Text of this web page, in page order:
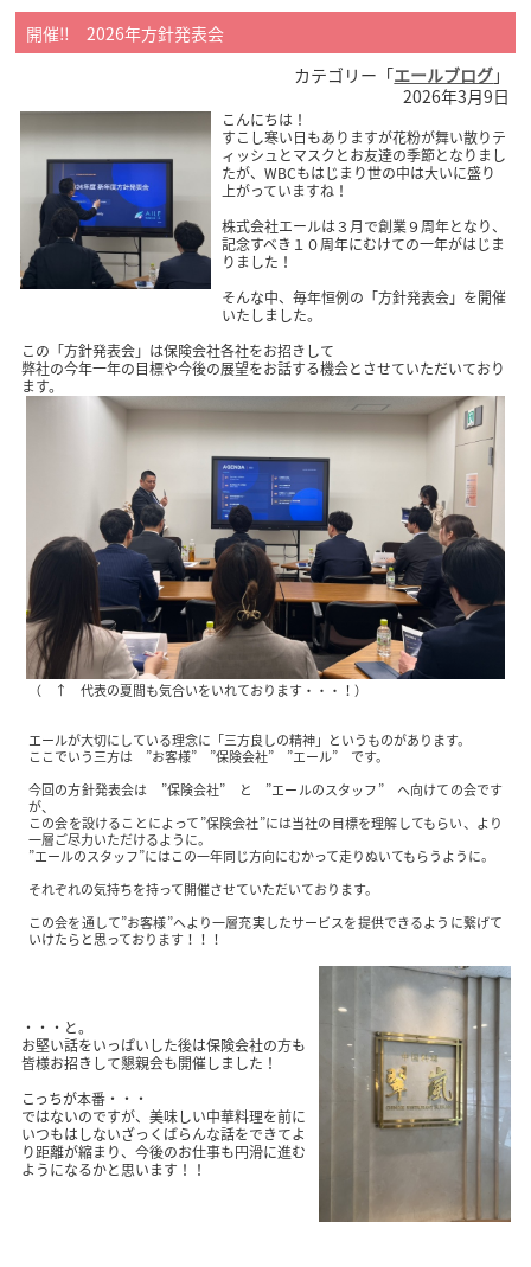
開催‼ 2026年方針発表会
カテゴリー「エールブログ」
2026年3月9日
こんにちは！
すこし寒い日もありますが花粉が舞い散りテ
ィッシュとマスクとお友達の季節となりまし
たが、WBCもはじまり世の中は大いに盛り
上がっていますね！
株式会社エールは３月で創業９周年となり、
記念すべき１０周年にむけての一年がはじま
りました！
そんな中、毎年恒例の「方針発表会」を開催
いたしました。
この「方針発表会」は保険会社各社をお招きして
弊社の今年一年の目標や今後の展望をお話する機会とさせていただいており
ます。
（ ↑ 代表の夏間も気合いをいれております・・・！）
エールが大切にしている理念に「三方良しの精神」というものがあります。
ここでいう三方は ”お客様” ”保険会社” ”エール” です。
今回の方針発表会は ”保険会社” と ”エールのスタッフ” へ向けての会です
が、
この会を設けることによって”保険会社”には当社の目標を理解してもらい、より
一層ご尽力いただけるように。
”エールのスタッフ”にはこの一年同じ方向にむかって走りぬいてもらうように。
それぞれの気持ちを持って開催させていただいております。
この会を通して”お客様”へより一層充実したサービスを提供できるように繋げて
いけたらと思っております！！！
・・・と。
お堅い話をいっぱいした後は保険会社の方も
皆様お招きして懇親会も開催しました！
こっちが本番・・・
ではないのですが、美味しい中華料理を前に
いつもはしないざっくばらんな話をできてよ
り距離が縮まり、今後のお仕事も円滑に進む
ようになるかと思います！！